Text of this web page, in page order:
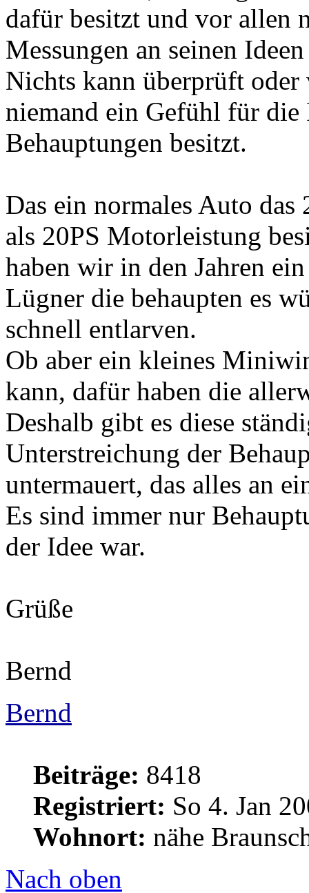
dafür besitzt und vor allen
Messungen an seinen
Nichts kann überprüft
niemand ein Gefühl für
Behauptungen besitzt.
Das ein normales Auto
als 20PS Motorleistung
haben wir in den Jahren
Lügner die behaupten es
schnell entlarven.
Ob aber ein kleines
kann, dafür haben die
Deshalb gibt es diese
Unterstreichung der
untermauert, das alles an
Es sind immer nur
der Idee war.
Grüße
Bernd
Bernd
Beiträge: 8418
Registriert: So 4. Jan
Wohnort: nähe
Nach oben